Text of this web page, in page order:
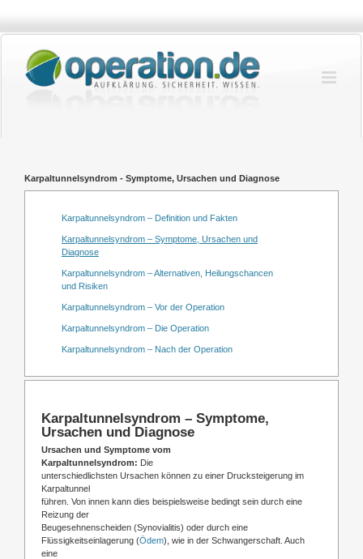
springen
Karpaltunnelsyndrom - Symptome, Ursachen und Diagnose
Karpaltunnelsyndrom – Definition und Fakten
Karpaltunnelsyndrom – Symptome, Ursachen und
Diagnose
Karpaltunnelsyndrom – Alternativen, Heilungschancen
und Risiken
Karpaltunnelsyndrom – Vor der Operation
Karpaltunnelsyndrom – Die Operation
Karpaltunnelsyndrom – Nach der Operation
Karpaltunnelsyndrom – Symptome,
Ursachen und Diagnose
Ursachen und Symptome vom
Karpaltunnelsyndrom: Die
unterschiedlichsten Ursachen können zu einer Drucksteigerung im
Karpaltunnel
führen. Von innen kann dies beispielsweise bedingt sein durch eine
Reizung der
Beugesehnenscheiden (Synovialitis) oder durch eine
Flüssigkeitseinlagerung (Ödem), wie in der Schwangerschaft. Auch
eine